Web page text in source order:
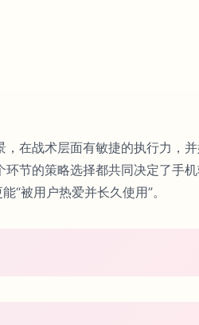
在战术层面有敏捷的执行力，
节的策略选择都共同决定了手
“被用户热爱并长久使用”。